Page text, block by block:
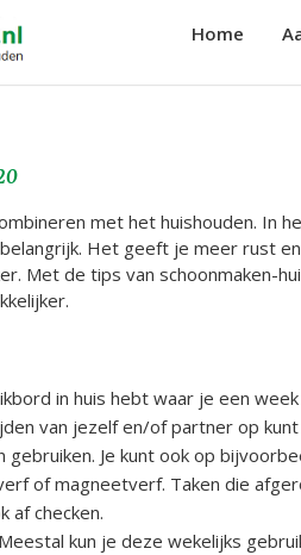
Schoonmaken-
Home
met het huishouden. In
Het geeft je meer rust
Met de tips van schoonmaken-
in huis hebt waar je een
van jezelf en/of partner op kunt
gebruiken. Je kunt ook op
of magneetverf. Taken die
af checken.
kun je deze wekelijks